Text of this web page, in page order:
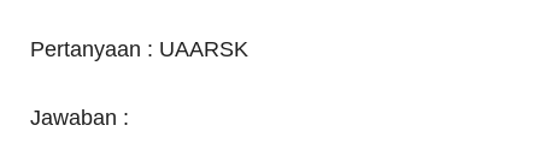
Pertanyaan : UAARSK
Jawaban :